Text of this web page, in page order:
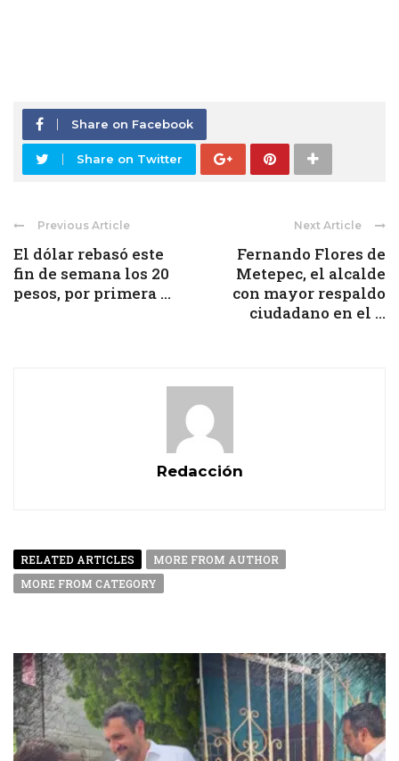
Share on Facebook
Share on Twitter
Previous Article
El dólar rebasó este
fin de semana los 20
pesos, por primera ...
Next Article
Fernando Flores de
Metepec, el alcalde
con mayor respaldo
ciudadano en el ...
Redacción
RELATED ARTICLES
MORE FROM AUTHOR
MORE FROM CATEGORY